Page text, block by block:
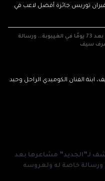
فيران توريس جائزة أفضل لاعب في
وفاة إيمان وحيد سيف بعد 73 يومًا في الغيبوبة.. ورسالة
سيف
ابنة الفنان الكوميدي الراحل وحيد
لـ”الجديد” مشاعرها بعد
ورسالة خاصة له ولعروسه